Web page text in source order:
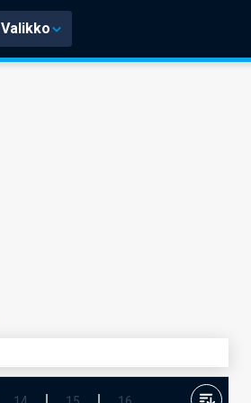
Valikko